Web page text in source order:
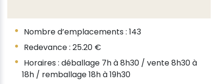
Nombre d’emplacements : 143
Redevance : 25.20 €
Horaires : déballage 7h à 8h30 / vente 8h30 à
18h / remballage 18h à 19h30